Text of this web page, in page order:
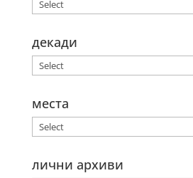
декади
места
лични архиви